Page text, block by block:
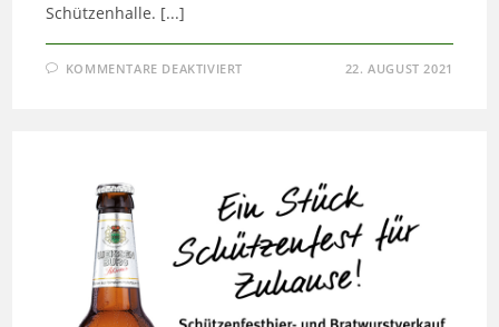
Schützenhalle. [...]
KOMMENTARE DEAKTIVIERT 22. AUGUST 2021